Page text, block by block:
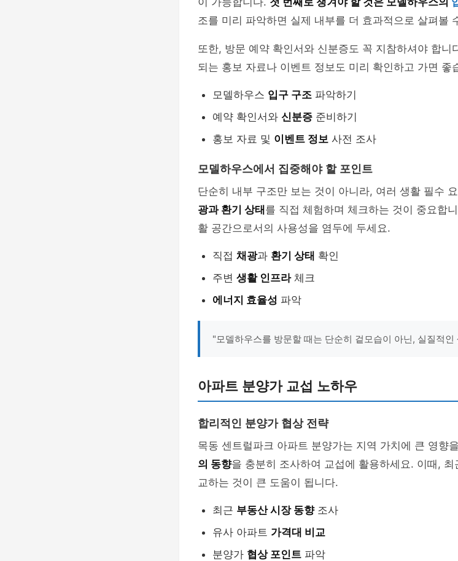
조를 미리 파악하면 실제 내부를 더 효과적으로 살펴볼
또한, 방문 예약 확인서와 신분증도 꼭 지참하셔야 합
되는 홍보 자료나 이벤트 정보도 미리 확인하고 가면 좋
모델하우스 입구 구조 파악하기
예약 확인서와 신분증 준비하기
홍보 자료 및 이벤트 정보 사전 조사
모델하우스에서 집중해야 할 포인트
단순히 내부 구조만 보는 것이 아니라, 여러 생활 필수
광과 환기 상태 를 직접 체험하며 체크하는 것이 중요합
활 공간으로서의 사용성을 염두에 두세요.
직접 채광과 환기 상태 확인
주변 생활 인프라체크
에너지 효율성 파악
"모델하우스를 방문할 때는 단순히 겉모습이 아닌, 실질적
아파트 분양가 교섭 노하우
합리적인 분양가 협상 전략
목동 센트럴파크 아파트 분양가는 지역 가치에 큰 영향
의 동향을 충분히 조사하여 교섭에 활용하세요. 이때,
교하는 것이 큰 도움이 됩니다.
최근 부동산 시장 동향조사
유사 아파트 가격대 비교
분양가 협상 포인트 파악